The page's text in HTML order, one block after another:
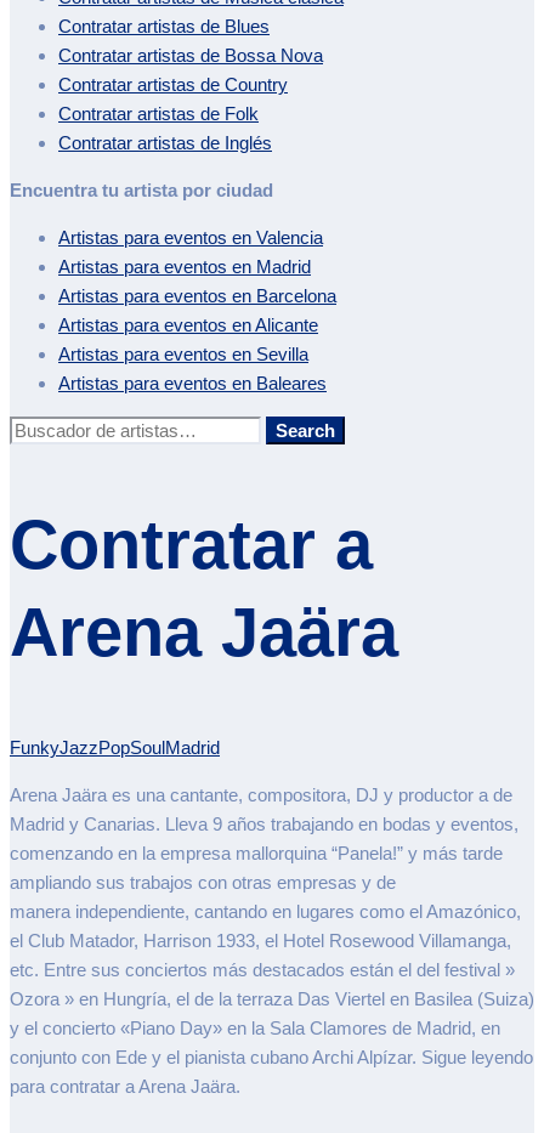
Contratar artistas de Blues
Contratar artistas de Bossa Nova
Contratar artistas de Country
Contratar artistas de Folk
Contratar artistas de Inglés
Encuentra tu artista por ciudad
Artistas para eventos en Valencia
Artistas para eventos en Madrid
Artistas para eventos en Barcelona
Artistas para eventos enAlicante
Artistas para eventos en Sevilla
Artistas para eventos en Baleares
Buscar: Search
Contratar a
Arena Jaära
FunkyJazzPopSoulMadrid
Arena Jaära es una cantante, compositora, DJ y productor a de
Madrid y Canarias. Lleva 9 años trabajando en bodas y eventos,
comenzando en la empresa mallorquina “Panela!” y más tarde
ampliando sus trabajos con otras empresas y de
manera independiente, cantando en lugares como el Amazónico,
el Club Matador, Harrison 1933, el Hotel Rosewood Villamanga,
etc. Entre sus conciertos más destacados están el del festival »
Ozora » en Hungría, el de la terraza Das Viertel en Basilea (Suiza)
y el concierto «Piano Day» en la Sala Clamores de Madrid, en
conjunto con Ede y el pianista cubano Archi Alpízar. Sigue leyendo
para contratar a Arena Jaära.